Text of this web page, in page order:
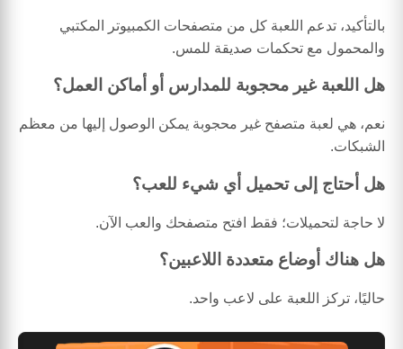
بالتأكيد، تدعم اللعبة كل من متصفحات الكمبيوتر المكتبي
والمحمول مع تحكمات صديقة للمس.
هل اللعبة غير محجوبة للمدارس أو أماكن العمل؟
نعم، هي لعبة متصفح غير محجوبة يمكن الوصول إليها من معظم
الشبكات.
هل أحتاج إلى تحميل أي شيء للعب؟
لا حاجة لتحميلات؛ فقط افتح متصفحك والعب الآن.
هل هناك أوضاع متعددة اللاعبين؟
حاليًا، تركز اللعبة على لاعب واحد.